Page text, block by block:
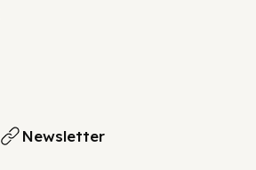
Newsletter